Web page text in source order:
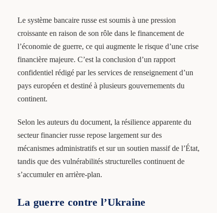
Le système bancaire russe est soumis à une pression
croissante en raison de son rôle dans le financement de
l’économie de guerre, ce qui augmente le risque d’une crise
financière majeure. C’est la conclusion d’un rapport
confidentiel rédigé par les services de renseignement d’un
pays européen et destiné à plusieurs gouvernements du
continent.
Selon les auteurs du document, la résilience apparente du
secteur financier russe repose largement sur des
mécanismes administratifs et sur un soutien massif de l’État,
tandis que des vulnérabilités structurelles continuent de
s’accumuler en arrière-plan.
La guerre contre l’Ukraine